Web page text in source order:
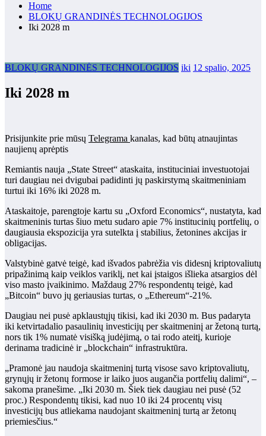
Home
BLOKŲ GRANDINĖS TECHNOLOGIJOS
Iki 2028 m
BLOKŲ GRANDINĖS TECHNOLOGIJOS iki 12 spalio, 2025
Iki 2028 m
Prisijunkite prie mūsų Telegrama kanalas, kad būtų atnaujintas
naujienų aprėptis
Remiantis nauja „State Street“ ataskaita, instituciniai investuotojai
turi daugiau nei dvigubai padidinti jų paskirstymą skaitmeniniam
turtui iki 16% iki 2028 m.
Ataskaitoje, parengtoje kartu su „Oxford Economics“, nustatyta, kad
skaitmeninis turtas šiuo metu sudaro apie 7% institucinių portfelių, o
daugiausia ekspozicija yra sutelkta į stabilius, žetonines akcijas ir
obligacijas.
Valstybinė gatvė teigė, kad išvados pabrėžia vis didesnį kriptovaliutų
pripažinimą kaip veiklos variklį, net kai įstaigos išlieka atsargios dėl
viso masto įvaikinimo. Maždaug 27% respondentų teigė, kad
„Bitcoin“ buvo jų geriausias turtas, o „Ethereum“-21%.
Daugiau nei pusė apklaustųjų tikisi, kad iki 2030 m. Bus padaryta
iki ketvirtadalio pasaulinių investicijų per skaitmeninį ar žetoną turtą,
nors tik 1% numatė visišką judėjimą, o tai rodo ateitį, kurioje
derinama tradicinė ir „blockchain“ infrastruktūra.
„Pramonė jau naudoja skaitmeninį turtą visose savo kriptovaliutų,
grynųjų ir žetonų formose ir laiko juos augančia portfelių dalimi“, –
sakoma pranešime. „Iki 2030 m. Šiek tiek daugiau nei pusė (52
proc.) Respondentų tikisi, kad nuo 10 iki 24 procentų visų
investicijų bus atliekama naudojant skaitmeninį turtą ar žetonų
priemiesčius.“